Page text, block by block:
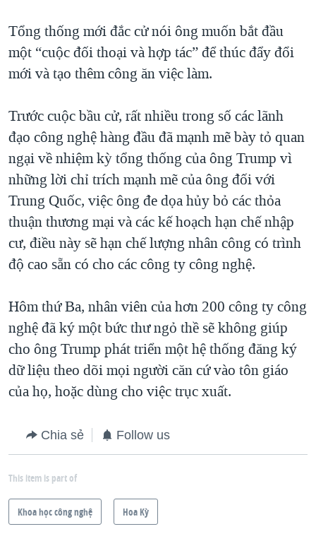
Tổng thống mới đắc cử nói ông muốn bắt đầu
một “cuộc đối thoại và hợp tác” để thúc đẩy đổi
mới và tạo thêm công ăn việc làm.
Trước cuộc bầu cử, rất nhiều trong số các lãnh
đạo công nghệ hàng đầu đã mạnh mẽ bày tỏ quan
ngại về nhiệm kỳ tổng thống của ông Trump vì
những lời chỉ trích mạnh mẽ của ông đối với
Trung Quốc, việc ông đe dọa hủy bỏ các thỏa
thuận thương mại và các kế hoạch hạn chế nhập
cư, điều này sẽ hạn chế lượng nhân công có trình
độ cao sẵn có cho các công ty công nghệ.
Hôm thứ Ba, nhân viên của hơn 200 công ty công
nghệ đã ký một bức thư ngỏ thề sẽ không giúp
cho ông Trump phát triển một hệ thống đăng ký
dữ liệu theo dõi mọi người căn cứ vào tôn giáo
của họ, hoặc dùng cho việc trục xuất.
Chia sẻ Follow us
This item is part of
Khoa học công nghệ Hoa Kỳ